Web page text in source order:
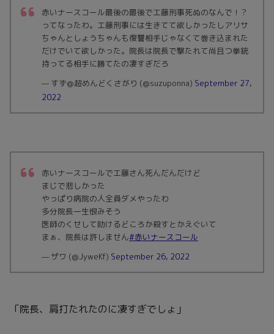
赤いナースコール最後の最後で工藤刑事死ぬのなんで！？
ってなったわ。工藤刑事には生きてて欲しかったしアリサ
ちゃんとしょうちゃんも復讐相手じゃなくて巻き込まれた
だけでいて欲しかった。院長は院長で撃たれて尚且つ拳銃
持ってる相手に勝てたの凄すぎだろ
— すず@超めんどくさがり (@suzuponna) September 27,
2022
赤いナースコールで工藤さん死んだんだけど
まじで悲しかった
やっぱり病院の人全員ダメやったわ
多分院長一生恨みそう
医師のくせして助けるどころか殺すとかえぐいて
まぁ、院長は許しません#赤いナースコール
— ザワ (@JyweKf) September 26, 2022
「院長、肩打たれたのに凄すぎでしょ」